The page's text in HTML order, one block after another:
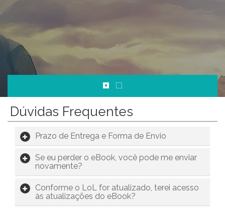
Dúvidas Frequentes
Prazo de Entrega e Forma de Envio
Se eu perder o eBook, você pode me enviar
novamente?
Conforme o LoL for atualizado, terei acesso
às atualizações do eBook?